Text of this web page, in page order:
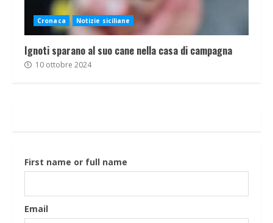
Cronaca Notizie siciliane
Ignoti sparano al suo cane nella casa di campagna
10 ottobre 2024
First name or full name
Email